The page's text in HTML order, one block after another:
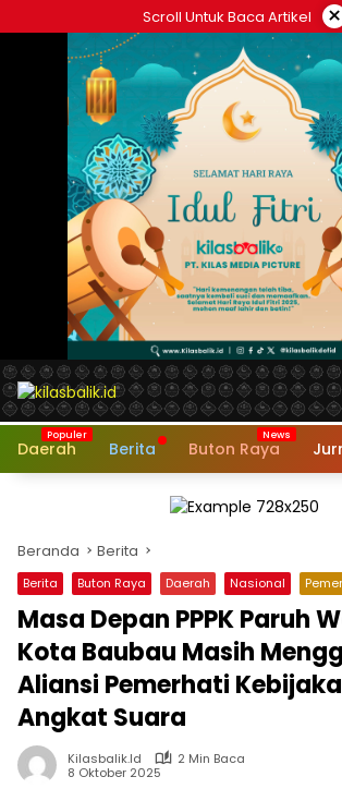
ke
Scroll Untuk Baca Artikel ×
Daerah Berita Buton Raya
Beranda Berita
Berita Buton Raya Daerah Nasional
Masa Depan PPPK Paruh
Kota Baubau Masih
Aliansi Pemerhati
Angkat Suara
Kilasbalik.id
2 Min Baca
8 Oktober 2025